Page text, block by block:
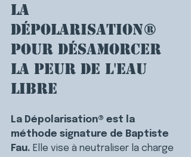
La
Dépolarisation®
pour désamorcer
la peur de l'eau
libre
La Dépolarisation® est la
méthode signature de Baptiste
Fau. Elle vise à neutraliser la charge